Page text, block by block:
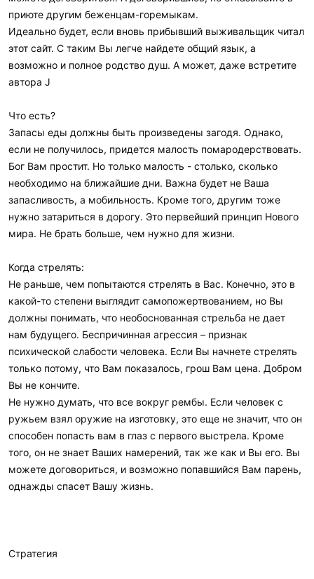
приюте другим беженцам-горемыкам.
Идеально будет, если вновь прибывший выживальщик читал
этот сайт. С таким Вы легче найдете общий язык, а
возможно и полное родство душ. А может, даже встретите
автора J
Что есть?
Запасы еды должны быть произведены загодя. Однако,
если не получилось, придется малость помародерствовать.
Бог Вам простит. Но только малость - столько, сколько
необходимо на ближайшие дни. Важна будет не Ваша
запасливость, а мобильность. Кроме того, другим тоже
нужно затариться в дорогу. Это первейший принцип Нового
мира. Не брать больше, чем нужно для жизни.
Когда стрелять:
Не раньше, чем попытаются стрелять в Вас. Конечно, это в
какой-то степени выглядит самопожертвованием, но Вы
должны понимать, что необоснованная стрельба не дает
нам будущего. Беспричинная агрессия – признак
психической слабости человека. Если Вы начнете стрелять
только потому, что Вам показалось, грош Вам цена. Добром
Вы не кончите.
Не нужно думать, что все вокруг рембы. Если человек с
ружьем взял оружие на изготовку, это еще не значит, что он
способен попасть вам в глаз с первого выстрела. Кроме
того, он не знает Ваших намерений, так же как и Вы его. Вы
можете договориться, и возможно попавшийся Вам парень,
однажды спасет Вашу жизнь.
Стратегия